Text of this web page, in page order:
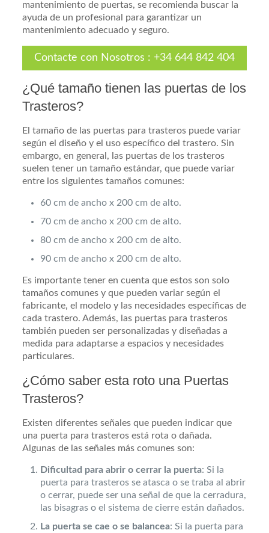
mantenimiento de puertas, se recomienda buscar la
ayuda de un profesional para garantizar un
mantenimiento adecuado y seguro.
Contacte con Nosotros : +34 644 842 404
¿Qué tamaño tienen las puertas de los
Trasteros?
El tamaño de las puertas para trasteros puede variar
según el diseño y el uso específico del trastero. Sin
embargo, en general, las puertas de los trasteros
suelen tener un tamaño estándar, que puede variar
entre los siguientes tamaños comunes:
60 cm de ancho x 200 cm de alto.
70 cm de ancho x 200 cm de alto.
80 cm de ancho x 200 cm de alto.
90 cm de ancho x 200 cm de alto.
Es importante tener en cuenta que estos son solo
tamaños comunes y que pueden variar según el
fabricante, el modelo y las necesidades específicas de
cada trastero. Además, las puertas para trasteros
también pueden ser personalizadas y diseñadas a
medida para adaptarse a espacios y necesidades
particulares.
¿Cómo saber esta roto una Puertas
Trasteros?
Existen diferentes señales que pueden indicar que
una puerta para trasteros está rota o dañada.
Algunas de las señales más comunes son:
Dificultad para abrir o cerrar la puerta: Si la
puerta para trasteros se atasca o se traba al abrir
o cerrar, puede ser una señal de que la cerradura,
las bisagras o el sistema de cierre están dañados.
La puerta se cae o se balancea: Si la puerta para